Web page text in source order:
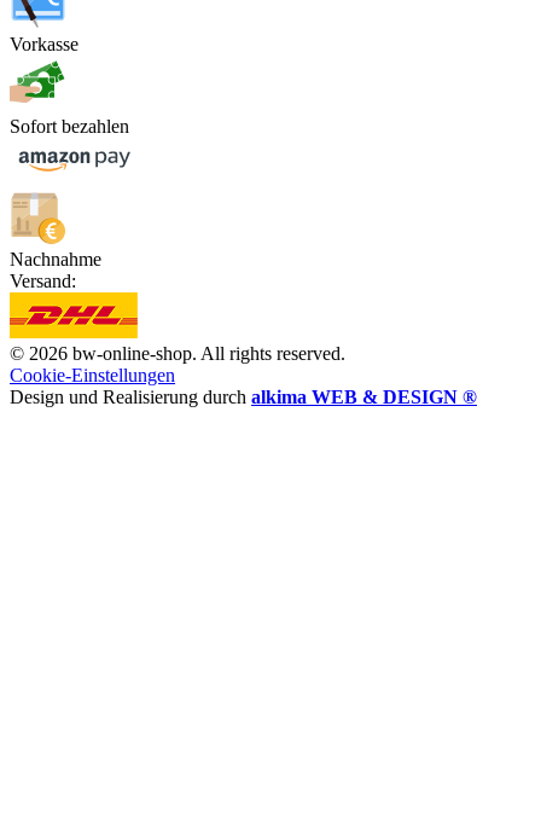
Vorkasse
Sofort bezahlen
Nachnahme
Versand:
© 2026 bw-online-shop. All rights reserved.
Cookie-Einstellungen
Design und Realisierung durch alkima WEB & DESIGN ®